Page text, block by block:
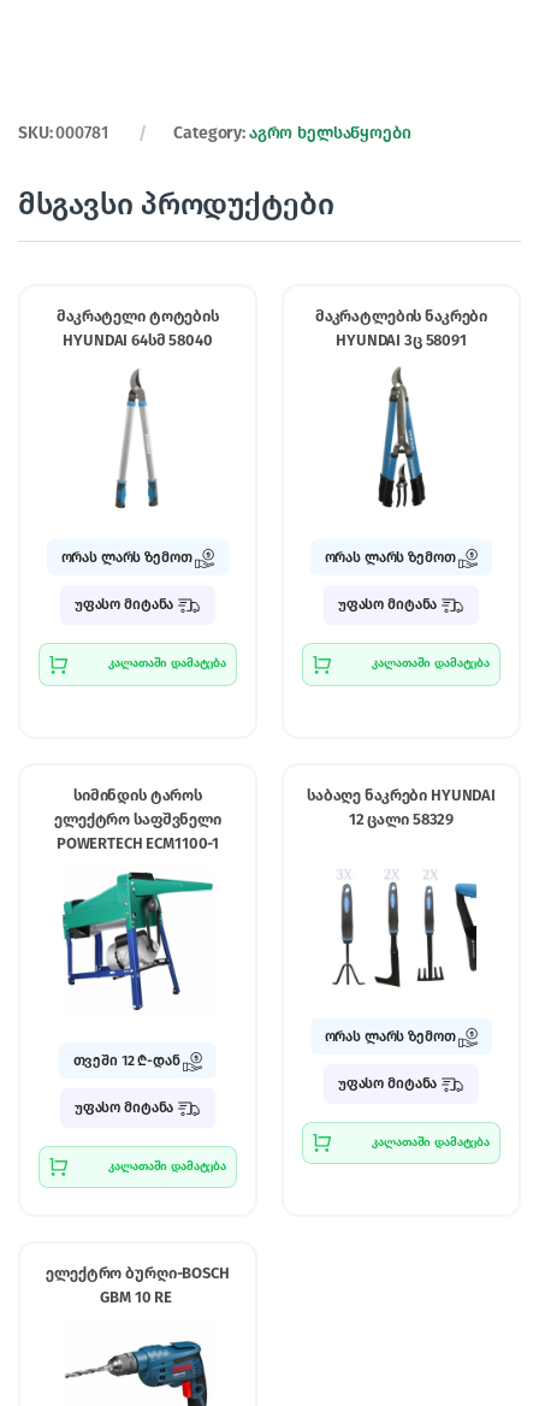
SKU:000781 Category:აგრო ხელსაწყოები
მსგავსი პროდუქტები
მაკრატელი ტოტების
HYUNDAI 64სმ 58040
ორას ლარს ზემოთ
უფასო მიტანა
კალათაში დამატება
მაკრატლების ნაკრები
HYUNDAI 3ც 58091
ორას ლარს ზემოთ
უფასო მიტანა
კალათაში დამატება
სიმინდის ტაროს
ელექტრო საფშვნელი
POWERTECH ECM1100-1
თვეში 12 ₾-დან
უფასო მიტანა
კალათაში დამატება
საბაღე ნაკრები HYUNDAI
12 ცალი 58329
ორას ლარს ზემოთ
უფასო მიტანა
კალათაში დამატება
ელექტრო ბურღი-BOSCH
GBM 10 RE